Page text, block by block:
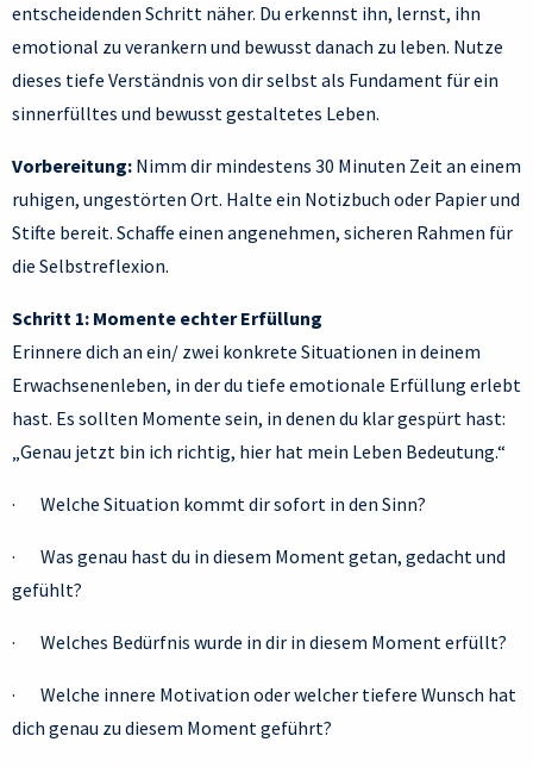
entscheidenden Schritt näher. Du erkennst ihn, lernst, ihn
emotional zu verankern und bewusst danach zu leben. Nutze
dieses tiefe Verständnis von dir selbst als Fundament für ein
sinnerfülltes und bewusst gestaltetes Leben.
Vorbereitung: Nimm dir mindestens 30 Minuten Zeit an einem
ruhigen, ungestörten Ort. Halte ein Notizbuch oder Papier und
Stifte bereit. Schaffe einen angenehmen, sicheren Rahmen für
die Selbstreflexion.
Schritt 1: Momente echter Erfüllung
Erinnere dich an ein/ zwei konkrete Situationen in deinem
Erwachsenenleben, in der du tiefe emotionale Erfüllung erlebt
hast. Es sollten Momente sein, in denen du klar gespürt hast:
„Genau jetzt bin ich richtig, hier hat mein Leben Bedeutung.“
· Welche Situation kommt dir sofort in den Sinn?
· Was genau hast du in diesem Moment getan, gedacht und
gefühlt?
· Welches Bedürfnis wurde in dir in diesem Moment erfüllt?
· Welche innere Motivation oder welcher tiefere Wunsch hat
dich genau zu diesem Moment geführt?